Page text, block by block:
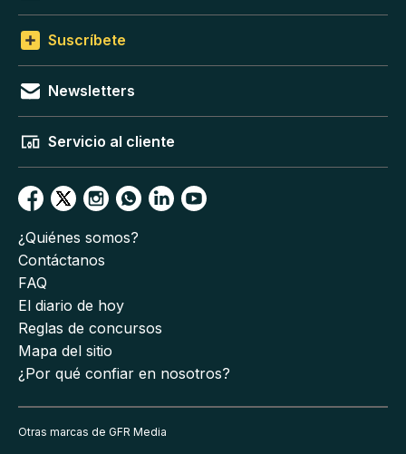
Suscríbete
Newsletters
Servicio al cliente
¿Quiénes somos?
Contáctanos
FAQ
El diario de hoy
Reglas de concursos
Mapa del sitio
¿Por qué confiar en nosotros?
Otras marcas de GFR Media